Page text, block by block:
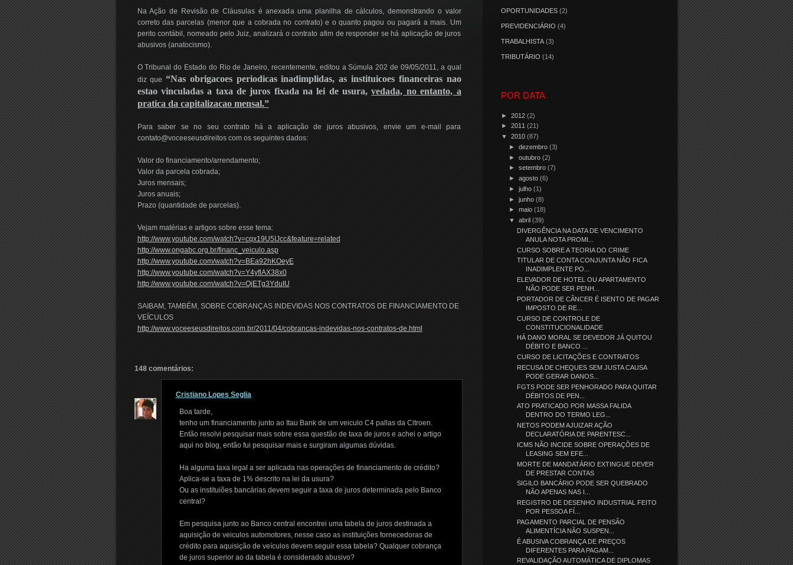
Na Ação de Revisão de Cláusulas é anexada uma planilha de cálculos, demonstrando o valor
correto das parcelas (menor que a cobrada no contrato) e o quanto pagou ou pagará a mais. Um
perito contábil, nomeado pelo Juiz, analizará o contrato afim de responder se há aplicação de juros
abusivos (anatocismo).
O Tribunal do Estado do Rio de Janeiro, recentemente, editou a Súmula 202 de 09/05/2011, a qual
diz que“Nas obrigacoes periodicas inadimplidas, as instituicoes financeiras nao
estao vinculadas a taxa de juros fixada na lei de usura,vedada, no entanto, a
pratica da capitalizacao mensal.”
Para saber se no seu contrato há a aplicação de juros abusivos, envie um e-mail para
contato@voceeseusdireitos com os seguintes dados:
Valor do financiamento/arrendamento;
Valor da parcela cobrada;
Juros mensais;
Juros anuais;
Prazo (quantidade de parcelas).
Vejam matérias e artigos sobre esse tema:
http://www.youtube.com/watch?v=cqx19U5IJcc&feature=related
http://www.ongabc.org.br/financ_veiculo.asp
http://www.youtube.com/watch?v=BEa92hKOeyE
http://www.youtube.com/watch?v=Y4yflAX38x0
http://www.youtube.com/watch?v=OjETg3YduIU
SAIBAM, TAMBÉM, SOBRE COBRANÇAS INDEVIDAS NOS CONTRATOS DE FINANCIAMENTO DE
VEÍCULOS
http://www.voceeseusdireitos.com.br/2011/04/cobrancas-indevidas-nos-contratos-de.html
148 comentários:
Cristiano Lopes Seglia
Boa tarde,
tenho um financiamento junto ao Itau Bank de um veiculo C4 pallas da Citroen.
Então resolvi pesquisar mais sobre essa questão de taxa de juros e achei o artigo
aqui no blog, então fui pesquisar mais e surgiram algumas dúvidas.
Ha alguma taxa legal a ser aplicada nas operações de financiamento de crédito?
Aplica-se a taxa de 1% descrito na lei da usura?
Ou as instituiões bancárias devem seguir a taxa de juros determinada pelo Banco
central?
Em pesquisa junto ao Banco central encontrei uma tabela de juros destinada a
aquisição de veiculos automotores, nesse caso as instituições fornecedoras de
crédito para aquisição de veículos devem seguir essa tabela? Qualquer cobrança
de juros superior ao da tabela é considerado abusivo?
OPORTUNIDADES (2)
PREVIDENCIÁRIO (4)
TRABALHISTA (3)
TRIBUTÁRIO (14)
POR DATA
► 2012 (2)
► 2011 (21)
▼ 2010 (87)
► dezembro (3)
► outubro (2)
► setembro (7)
► agosto (6)
► julho (1)
► junho (8)
► maio (18)
▼ abril (39)
DIVERGÊNCIA NA DATA DE VENCIMENTO
ANULA NOTA PROMI...
CURSO SOBRE A TEORIA DO CRIME
TITULAR DE CONTA CONJUNTA NÃO FICA
INADIMPLENTE PO...
ELEVADOR DE HOTEL OU APARTAMENTO
NÃO PODE SER PENH...
PORTADOR DE CÂNCER É ISENTO DE PAGAR
IMPOSTO DE RE...
CURSO DE CONTROLE DE
CONSTITUCIONALIDADE
HÁ DANO MORAL SE DEVEDOR JÁ QUITOU
DÉBITO E BANCO ...
CURSO DE LICITAÇÕES E CONTRATOS
RECUSA DE CHEQUES SEM JUSTA CAUSA
PODE GERAR DANOS...
FGTS PODE SER PENHORADO PARA QUITAR
DÉBITOS DE PEN...
ATO PRATICADO POR MASSA FALIDA
DENTRO DO TERMO LEG...
NETOS PODEM AJUIZAR AÇÃO
DECLARATÓRIA DE PARENTESC...
ICMS NÃO INCIDE SOBRE OPERAÇÕES DE
LEASING SEM EFE...
MORTE DE MANDATÁRIO EXTINGUE DEVER
DE PRESTAR CONTAS
SIGILO BANCÁRIO PODE SER QUEBRADO
NÃO APENAS NAS I...
REGISTRO DE DESENHO INDUSTRIAL FEITO
POR PESSOA FÍ...
PAGAMENTO PARCIAL DE PENSÃO
ALIMENTÍCIA NÃO SUSPEN...
É ABUSIVA COBRANÇA DE PREÇOS
DIFERENTES PARA PAGAM...
REVALIDAÇÃO AUTOMÁTICA DE DIPLOMAS